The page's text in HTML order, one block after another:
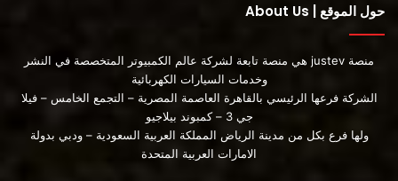
حول الموقع | About Us
منصة justev هي منصة تابعة لشركة عالم الكمبيوتر المتخصصة في النشر
وخدمات السيارات الكهربائية
الشركة فرعها الرئيسي بالقاهرة العاصمة المصرية – التجمع الخامس – فيلا
جي 3 – كمبوند بيلاجيو
ولها فرع بكل من مدينة الرياض المملكة العربية السعودية – ودبي بدولة
الامارات العربية المتحدة